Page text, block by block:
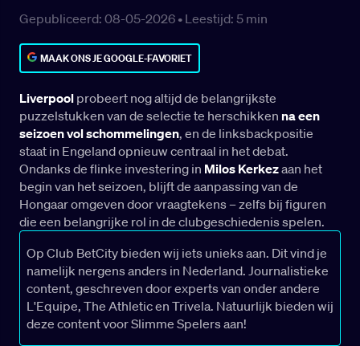
Gepubliceerd: 08-05-2026 • Leestijd: 5 min
MAAK ONS JE GOOGLE-FAVORIET
Liverpool probeert nog altijd de belangrijkste
puzzelstukken van de selectie te herschikken na een
seizoen vol schommelingen, en de linksbackpositie
staat in Engeland opnieuw centraal in het debat.
Ondanks de flinke investering in Milos Kerkezaan het
begin van het seizoen, blijft de aanpassing van de
Hongaar omgeven door vraagtekens – zelfs bij figuren
die een belangrijke rol in de clubgeschiedenis spelen.
Op Club BetCity bieden wij iets unieks aan. Dit vind je
namelijk nergens anders in Nederland. Journalistieke
content, geschreven door experts van onder andere
L'Equipe, The Athletic en Trivela. Natuurlijk bieden wij
deze content voor Slimme Spelers aan!